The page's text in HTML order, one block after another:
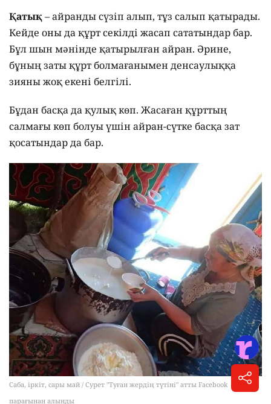
Қатық– айранды сүзіп алып, тұз салып қатырады.
Кейде оны да құрт секілді жасап сататындар бар.
Бұл шын мәнінде қатырылған айран. Әрине,
бұның заты құрт болмағанымен денсаулыққа
зияны жоқ екені белгілі.
Бұдан басқа да қулық көп. Жасаған құрттың
салмағы көп болуы үшін айран-сүтке басқа зат
қосатындар да бар.
Саба, іркіт, сары май / Сурет "Туған жердің түтіні" атты Facebook
парағынан алынды